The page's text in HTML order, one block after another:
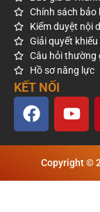
Chính sách bảo
Kiểm duyệt nội
Giải quyết khiếu
Câu hỏi thường
Hồ sơ năng lực
KẾT NỐI
Copyright ©